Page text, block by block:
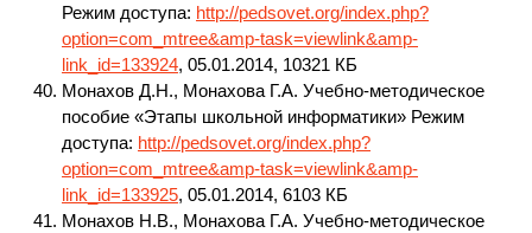
Режим доступа: http://pedsovet.org/index.php?
option=com_mtree&amp-task=viewlink&amp-
link_id=133924, 05.01.2014, 10321 КБ
Монахов Д.Н., Монахова Г.А. Учебно-методическое
пособие «Этапы школьной информатики» Режим
доступа: http://pedsovet.org/index.php?
option=com_mtree&amp-task=viewlink&amp-
link_id=133925, 05.01.2014, 6103 КБ
Монахов Н.В., Монахова Г.А. Учебно-методическое